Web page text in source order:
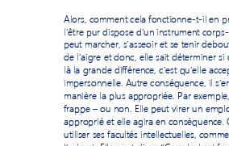
Alors, comment cela fonctionne-t-il en
l’être pur dispose d’un instrument corps
peut marcher, s’asseoir et se tenir
de l’aigre et donc, elle sait déterminer si
là la grande différence, c’est qu’ell e
impersonnelle. Autre conséquence, il
manière la plus appropriée. Par
frappe – ou non. Elle peut virer un
approprié et elle agira en conséquence.
utiliser ses facultés intellectuelles,